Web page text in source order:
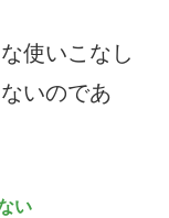
使いこなし
いのであ
い